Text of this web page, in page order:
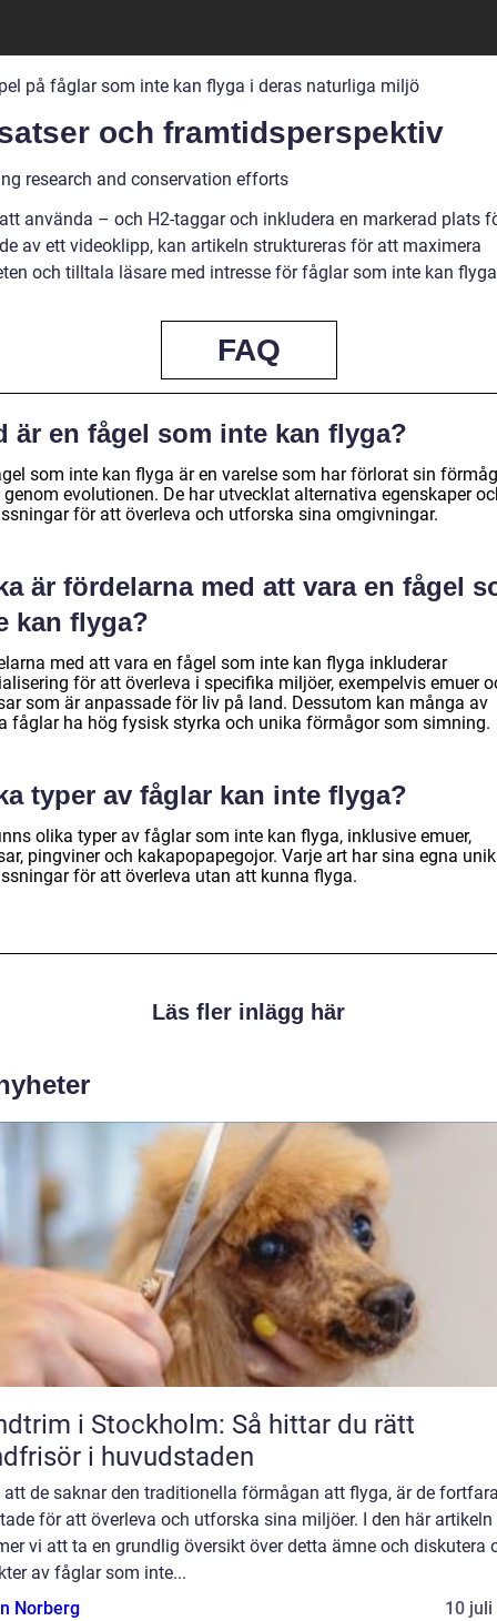
på fåglar som inte kan flyga i deras naturliga miljö
och framtidsperspektiv
research and conservation efforts
använda – och H2-taggar och inkludera en markerad plats
av ett videoklipp, kan artikeln struktureras för att maximera
och tilltala läsare med intresse för fåglar som inte kan
FAQ
är en fågel som inte kan flyga?
som inte kan flyga är en varelse som har förlorat sin
evolutionen. De har utvecklat alternativa egenskaper
för att överleva och utforska sina omgivningar.
är fördelarna med att vara en fågel
kan flyga?
med att vara en fågel som inte kan flyga inkluderar
för att överleva i specifika miljöer, exempelvis emuer
som är anpassade för liv på land. Dessutom kan många av
fåglar ha hög fysisk styrka och unika förmågor som simning.
typer av fåglar kan inte flyga?
olika typer av fåglar som inte kan flyga, inklusive emuer,
pingviner och kakapopapegojor. Varje art har sina egna
för att överleva utan att kunna flyga.
Läs fler inlägg här
i Stockholm: Så hittar du rätt
i huvudstaden
att de saknar den traditionella förmågan att flyga, är de
för att överleva och utforska sina miljöer. I den här artikeln
vi att ta en grundlig översikt över detta ämne och diskutera
av fåglar som inte...
Norberg
10 juli